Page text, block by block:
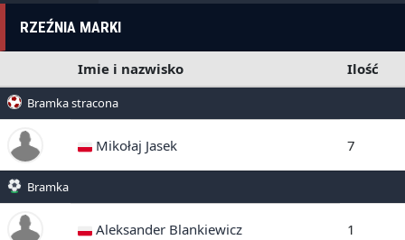
RZEŹNIA MARKI
Imie i nazwisko Ilość
Bramka stracona
Mikołaj Jasek 7
Bramka
Aleksander Blankiewicz 1